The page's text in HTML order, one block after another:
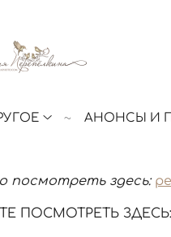
АНОНСЫ И
посмотреть здесь:
ПОСМОТРЕТЬ ЗДЕСЬ: